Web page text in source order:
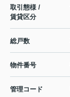
取引態様 /
賃貸区分
総戸数
物件番号
管理コード